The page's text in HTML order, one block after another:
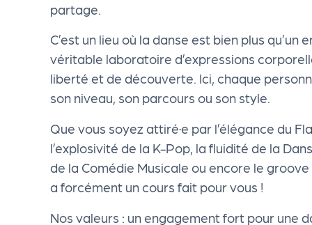
partage.
C’est un lieu où la danse est bien plus qu’un
véritable laboratoire d’expressions
liberté et de découverte. Ici, chaque
son niveau, son parcours ou son style.
Que vous soyez attiré·e par l’élégance du
l’explosivité de la K-Pop, la fluidité de la
de la Comédie Musicale ou encore le
a forcément un cours fait pour vous !
Nos valeurs : un engagement fort pour une
Le
s
sé
le
cti
on